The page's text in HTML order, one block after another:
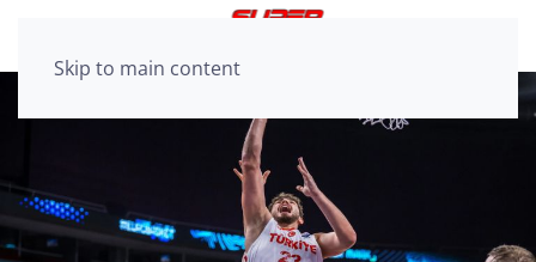
Skip to main content